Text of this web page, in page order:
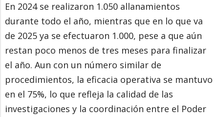
En 2024 se realizaron 1.050 allanamientos
durante todo el año, mientras que en lo que va
de 2025 ya se efectuaron 1.000, pese a que aún
restan poco menos de tres meses para finalizar
el año. Aun con un número similar de
procedimientos, la eficacia operativa se mantuvo
en el 75%, lo que refleja la calidad de las
investigaciones y la coordinación entre el Poder